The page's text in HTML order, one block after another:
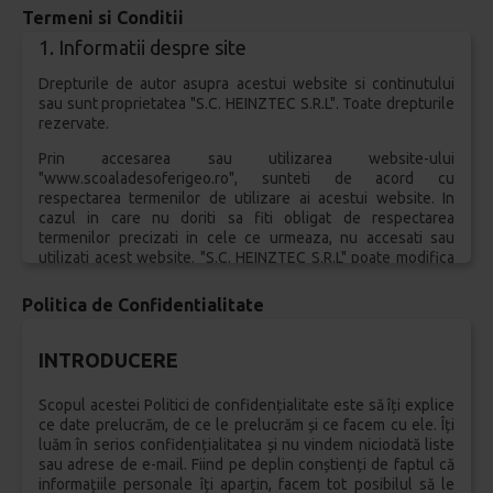
Termeni si Conditii
1. Informatii despre site
Drepturile de autor asupra acestui website si continutului
sau sunt proprietatea "S.C. HEINZTEC S.R.L". Toate drepturile
rezervate.
Prin accesarea sau utilizarea website-ului
"www.scoaladesoferigeo.ro", sunteti de acord cu
respectarea termenilor de utilizare ai acestui website. In
cazul in care nu doriti sa fiti obligat de respectarea
termenilor precizati in cele ce urmeaza, nu accesati sau
utilizati acest website. "S.C. HEINZTEC S.R.L" poate modifica
produce efectele imediat dupa postarea acestora pe acest
website.
2. Proprietatea Intelectuala
look&feel-ul acestuia si bazele de date accesibile prin
intermediul sau, sunt proprietatea "S.C. HEINZTEC S.R.L", si
sunt protejate prin legislatia romana in vigoare cu privire la
drepturile de autor si drepturile conexe. In cazul informatiilor
si continutului postat de terte parti ori parteneri pe site-ul
Politica de Confidentialitate
INTRODUCERE
Scopul acestei Politici de confidențialitate este să îți explice
ce date prelucrăm, de ce le prelucrăm și ce facem cu ele. Îți
luăm în serios confidențialitatea și nu vindem niciodată liste
sau adrese de e-mail. Fiind pe deplin conștienți de faptul că
informațiile personale îți aparțin, facem tot posibilul să le